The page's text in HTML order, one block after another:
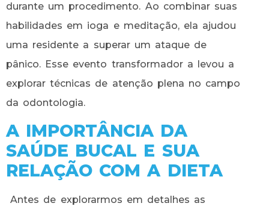
durante um procedimento. Ao combinar suas
habilidades em ioga e meditação, ela ajudou
uma residente a superar um ataque de
pânico. Esse evento transformador a levou a
explorar técnicas de atenção plena no campo
da odontologia.
A IMPORTÂNCIA DA
SAÚDE BUCAL E SUA
RELAÇÃO COM A DIETA
Antes de explorarmos em detalhes as